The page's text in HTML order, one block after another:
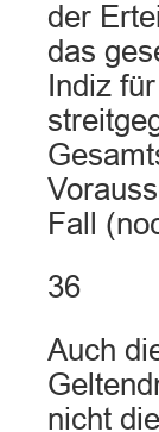
der
das
Indiz
Fall
36
Auch
nicht